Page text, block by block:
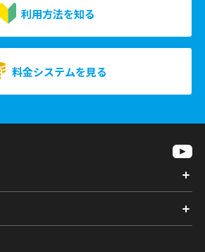
利用方法を知る
料金システムを見る